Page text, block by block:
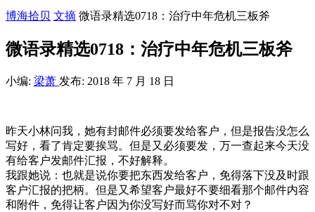
博海拾贝 文摘 微语录精选0718：治疗中年危机三板斧
微语录精选0718：治疗中年危机三板斧
小编: 梁萧 发布: 2018 年 7 月 18 日
昨天小林问我，她有封邮件必须要发给客户，但是报告没怎么
写好，看了肯定要挨骂。但是又必须要发，万一查起来今天没
有给客户发邮件汇报，不好解释。
我跟她说：也就是说你要把东西发给客户，免得落下没及时跟
客户汇报的把柄。但是又希望客户最好不要细看那个邮件内容
和附件，免得让客户因为你没写好而骂你对不对？